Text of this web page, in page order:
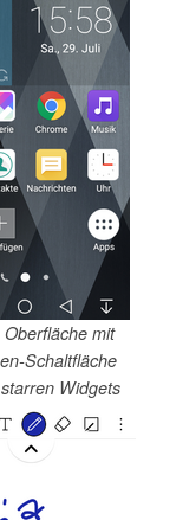
mit
Schaltfläche
Widgets